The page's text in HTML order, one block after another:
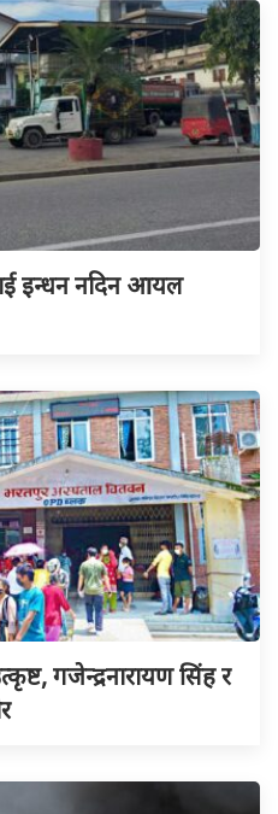
इन्धन नदिन आयल
गजेन्द्रनारायण सिंह र